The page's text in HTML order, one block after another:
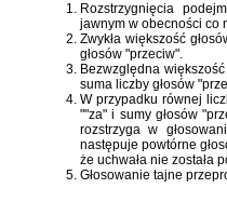
Rozstrzygnięcia
jawnym w obecności co
Zwykła większość
głosów "przeciw".
Bezwzględna
suma liczby głosów
W przypadku równej
""za" i sumy głosów
rozstrzyga w
następuje powtórne
że uchwała nie została
Głosowanie tajne